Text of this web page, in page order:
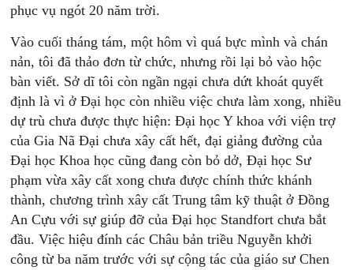
phục vụ ngót 20 năm trời.
Vào cuối tháng tám, một hôm vì quá bực mình và chán
nản, tôi đã thảo đơn từ chức, nhưng rồi lại bỏ vào hộc
bàn viết. Sở dĩ tôi còn ngần ngại chưa dứt khoát quyết
định là vì ở Đại học còn nhiều việc chưa làm xong, nhiều
dự trù chưa được thực hiện: Đại học Y khoa với viện trợ
của Gia Nã Đại chưa xây cất hết, đại giảng đường của
Đại học Khoa học cũng đang còn bỏ dở, Đại học Sư
phạm vừa xây cất xong chưa được chính thức khánh
thành, chương trình xây cất Trung tâm kỹ thuật ở Đồng
An Cựu với sự giúp đỡ của Đại học Standfort chưa bắt
đầu. Việc hiệu đính các Châu bản triều Nguyễn khởi
công từ ba năm trước với sự cộng tác của giáo sư Chen